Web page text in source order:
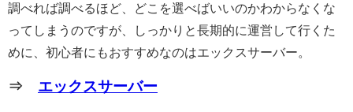
調べれば調べるほど、どこを選べばいいのかわからなくな
ってしまうのですが、しっかりと長期的に運営して行くた
めに、初心者にもおすすめなのはエックスサーバー。
⇒ エックスサーバー